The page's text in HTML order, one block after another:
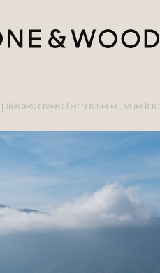
avec terrasse et vue lac